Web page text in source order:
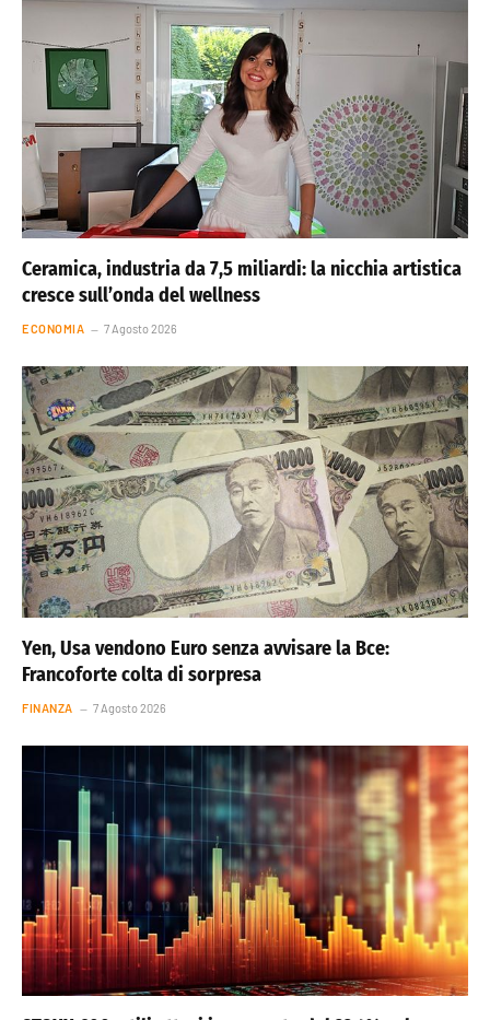
Ceramica, industria da 7,5 miliardi: la nicchia artistica
cresce sull’onda del wellness
ECONOMIA 7 Agosto 2026
Yen, Usa vendono Euro senza avvisare la Bce:
Francoforte colta di sorpresa
FINANZA 7 Agosto 2026